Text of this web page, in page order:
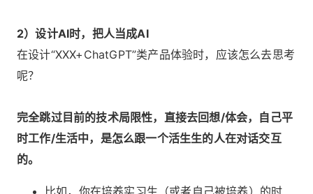
2）设计AI时，把人当成AI
在设计“XXX+ChatGPT”类产品体验时，应该怎么去思考
呢？
完全跳过目前的技术局限性，直接去回想/体会，自己平
时工作/生活中，是怎么跟一个活生生的人在对话交互
的。